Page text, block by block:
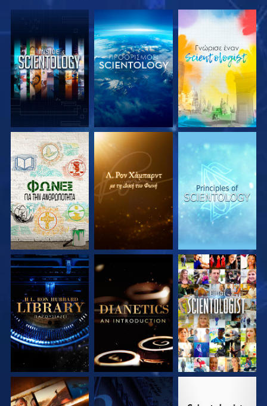
ΕΞΕΡΕΥΝΗΣΤΕ ΤΗ
ΣΕΙΡΑ
ΕΞΕΡΕΥΝΗΣΤΕ ΤΗ
ΣΕΙΡΑ
ΕΞΕΡΕΥΝΗΣΤΕ ΤΗ
ΣΕΙΡΑ
ΕΞΕΡΕΥΝΗΣΤΕ ΤΗ
ΣΕΙΡΑ
ΕΞΕΡΕΥΝΗΣΤΕ ΤΗ
ΣΕΙΡΑ
ΠΑΡΑΚΟΛΟΥΘΗΣΤΕ